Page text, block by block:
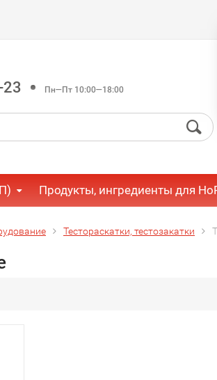
23 Пн—Пт 10:00—18:00
Продукты, ингредиенты для
Тестораскатки, тестозакатки